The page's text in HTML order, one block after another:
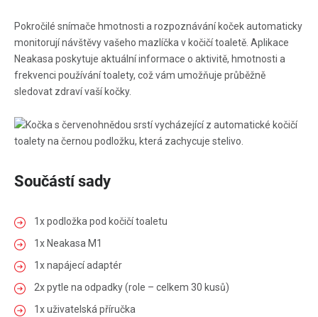
Pokročilé snímače hmotnosti a rozpoznávání koček automaticky
monitorují návštěvy vašeho mazlíčka v kočičí toaletě. Aplikace
Neakasa poskytuje aktuální informace o aktivitě, hmotnosti a
frekvenci používání toalety, což vám umožňuje průběžně
sledovat zdraví vaší kočky.
Součástí sady
1x podložka pod kočičí toaletu
1x Neakasa M1
1x napájecí adaptér
2x pytle na odpadky (role – celkem 30 kusů)
1x uživatelská příručka